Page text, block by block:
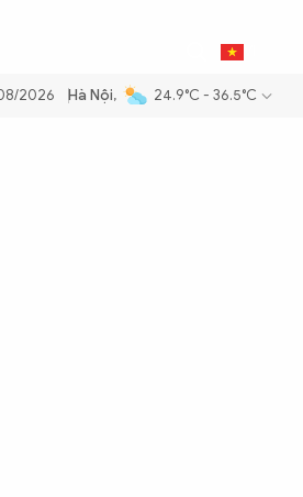
năng lượng quốc gia Thực hiện Nghị
2026 Hà Nội, 24.9°C - 36.5°C